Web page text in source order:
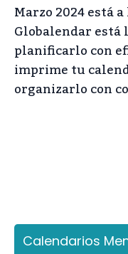
Marzo 2024 está
Globalendar
planificarlo con
imprime tu
organizarlo con
Calendarios